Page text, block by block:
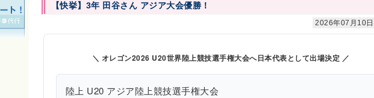
【快挙】3年 田谷さん アジア大会優勝！
2026年07月10日
＼ オレゴン2026 U20世界陸上競技選手権大会へ日本代表として出場決定 ／
陸上 U20 アジア陸上競技選手権大会